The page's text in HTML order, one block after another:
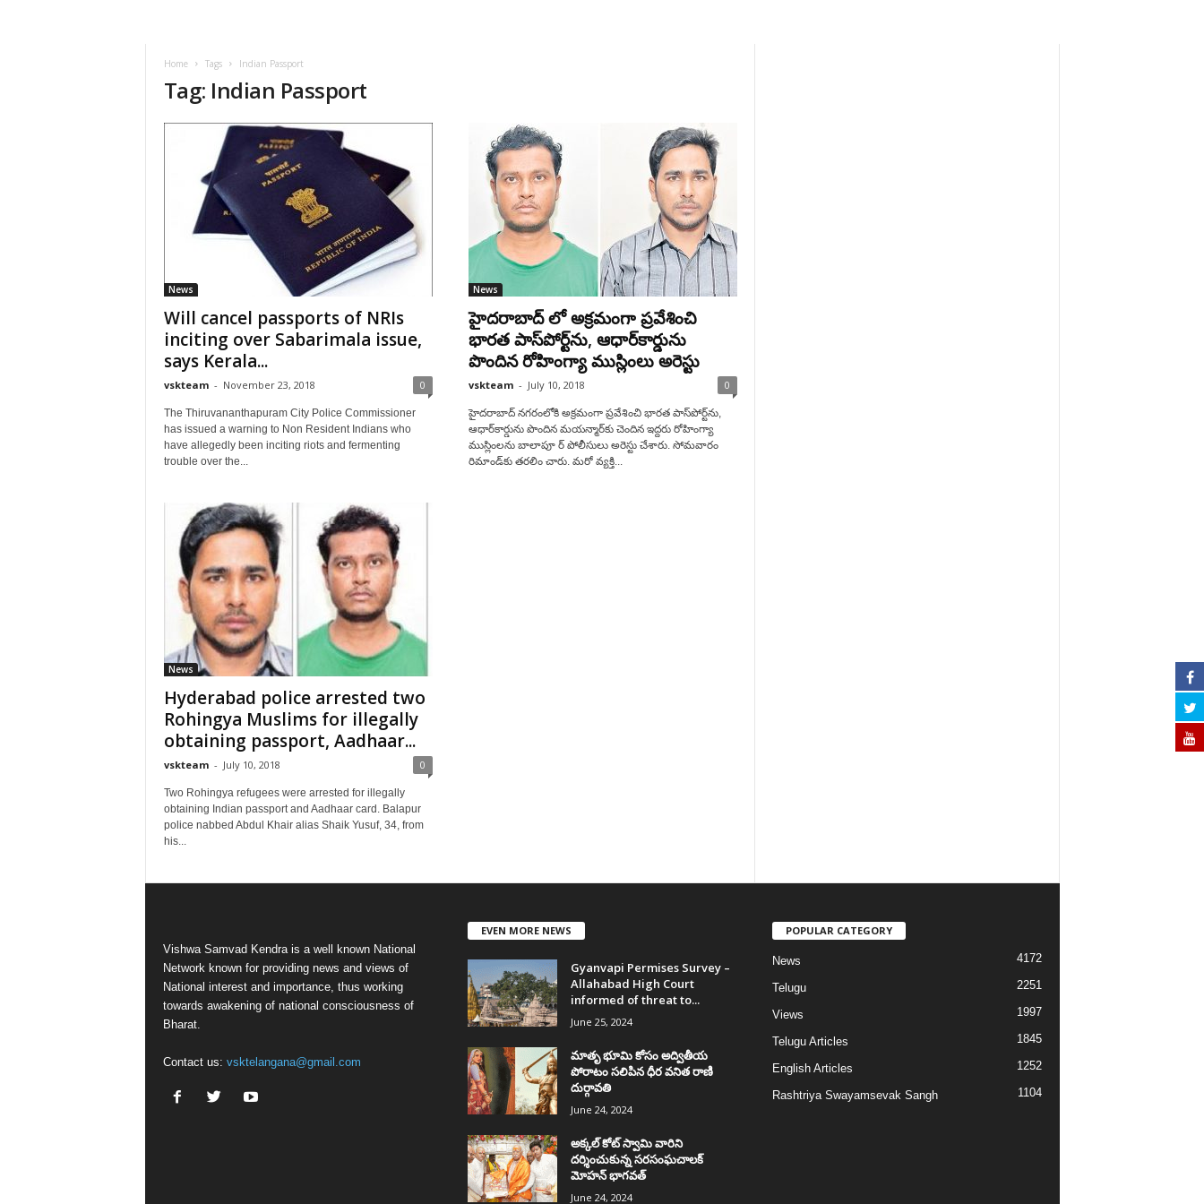
Home Tags Indian Passport
Tag: Indian Passport
News
Will cancel passports of NRIs
inciting over Sabarimala issue,
says Kerala...
vskteam - November 23, 2018 0
The Thiruvananthapuram City Police Commissioner
has issued a warning to Non Resident Indians who
have allegedly been inciting riots and fermenting
trouble over the...
News
హైదరాబాద్ లో అక్రమంగా ప్రవేశించి
భారత పాస్‌పోర్ట్‌ను, ఆధార్‌కార్డును
పొందిన రోహింగ్యా ముస్లింలు అరెస్టు
vskteam - July 10, 2018 0
హైదరాబాద్ నగరంలోకి అక్రమంగా ప్రవేశించి భారత పాస్‌పోర్ట్‌ను,
ఆధార్‌కార్డును పొందిన మయన్మార్‌కు చెందిన ఇద్దరు రోహింగ్యా
ముస్లింలను బాలాపూ ర్ పోలీసులు అరెస్టు చేశారు. సోమవారం
రిమాండ్‌కు తరలిం చారు. మరో వ్యక్తి...
News
Hyderabad police arrested two
Rohingya Muslims for illegally
obtaining passport, Aadhaar...
vskteam - July 10, 2018 0
Two Rohingya refugees were arrested for illegally
obtaining Indian passport and Aadhaar card. Balapur
police nabbed Abdul Khair alias Shaik Yusuf, 34, from
his...
Vishwa Samvad Kendra is a well known National
Network known for providing news and views of
National interest and importance, thus working
towards awakening of national consciousness of
Bharat.
Contact us: vsktelangana@gmail.com
EVEN MORE NEWS
Gyanvapi Permises Survey –
Allahabad High Court
informed of threat to...
June 25, 2024
మాతృ భూమి కోసం అద్వితీయ
పోరాటం సలిపిన ధీర వనిత రాణి
దుర్గావతి
June 24, 2024
అక్కల్‌ కోట్‌ స్వామి వారిని
దర్శించుకున్న సరసంఘచాలక్
మోహన్ భాగవత్
June 24, 2024
POPULAR CATEGORY
News 4172
Telugu 2251
Views 1997
Telugu Articles 1845
English Articles 1252
Rashtriya Swayamsevak Sangh 1104